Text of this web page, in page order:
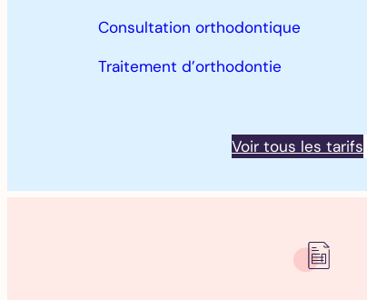
Consultation orthodontique
Traitement d’orthodontie
Voir tous les tarifs